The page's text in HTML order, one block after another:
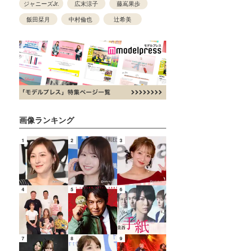
ジャニーズJr. 広末涼子
藤嶌果歩
飯田栞月
中村倫也 辻希美
画像ランキング
1 2 3
4 5 6
7 8 9